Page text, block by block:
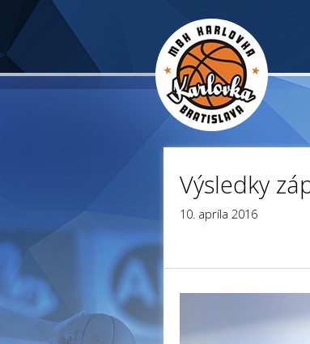
Výsledky
10. apríla 2016